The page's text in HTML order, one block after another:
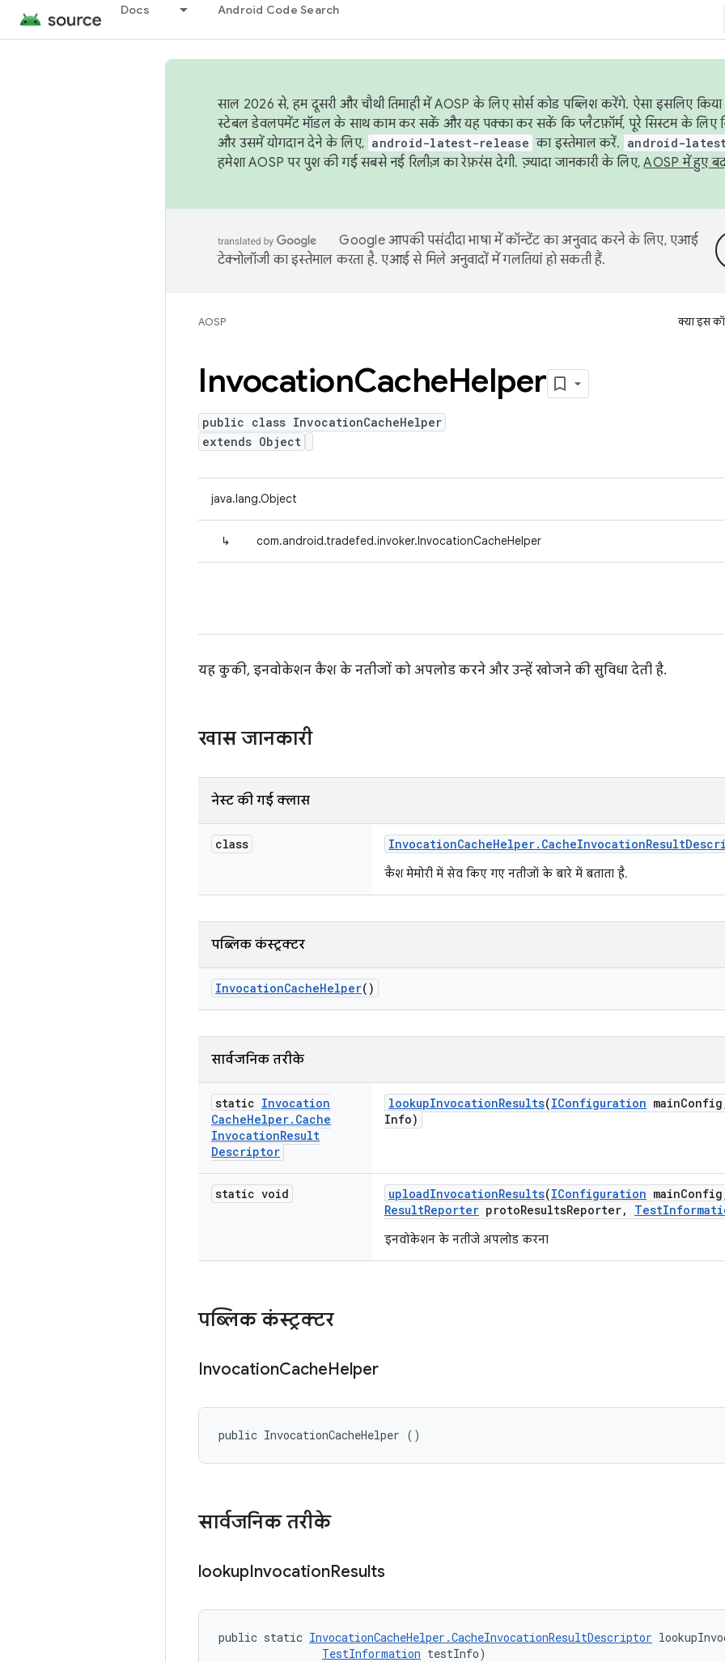
Docs Android Code Search
साल 2026 से, हम दूसरी और चौथी तिमाही में AOSP के लिए सोर्स कोड पब्लिश करेंगे. ऐसा इसलिए
स्टेबल डेवलपमेंट मॉडल के साथ काम कर सकें और यह पक्का कर सकें कि प्लैटफ़ॉर्म, पूरे सिस्टम के लिए
और उसमें योगदान देने के लिए, android-latest-release का इस्तेमाल करें. android-
हमेशा AOSP पर पुश की गई सबसे नई रिलीज़ का रेफ़रंस देगी. ज़्यादा जानकारी के लिए,AOSP में हुए
Google आपकी पसंदीदा भाषा में कॉन्टेंट का अनुवाद करने के लिए, एआई
टेक्नोलॉजी का इस्तेमाल करता है. एआई से मिले अनुवादों में गलतियां हो सकती हैं.
AOSP क्या इस
InvocationCacheHelper
public class InvocationCacheHelper
extends Object
java.lang.Object
↳ com.android.tradefed.invoker.InvocationCacheHelper
यह कुकी, इनवोकेशन कैश के नतीजों को अपलोड करने और उन्हें खोजने की सुविधा देती है.
खास जानकारी
नेस्ट की गई क्लास
class InvocationCacheHelper. CacheInvocationResult
कैश मेमोरी में सेव किए गए नतीजों के बारे में बताता है.
पब्लिक कंस्ट्रक्टर
InvocationCacheHelper()
सार्वजनिक तरीके
static Invocation
CacheHelper. Cache
InvocationResult
Descriptor
lookupInvocationResults(IConfiguration mainConfig
Info)
static void uploadInvocationResults(IConfiguration mainConfig
ResultReporter protoResultsReporter, Test
इनवोकेशन के नतीजे अपलोड करना
पब्लिक कंस्ट्रक्टर
InvocationCacheHelper
public InvocationCacheHelper ()
सार्वजनिक तरीके
lookupInvocationResults
public static InvocationCacheHelper.CacheInvocationResultDescriptor
TestInformation testInfo)